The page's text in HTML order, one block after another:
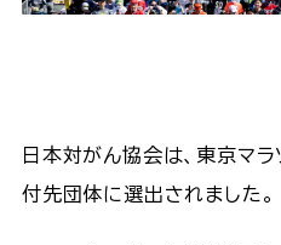
日本対がん協会は、東京マ
付先団体に選出されました。